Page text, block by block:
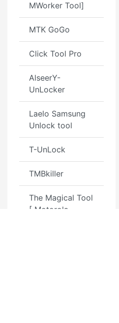
MWorker Tool]
MTK GoGo
Click Tool Pro
AlseerY-
UnLocker
Laelo Samsung
Unlock tool
T-UnLock
TMBkiller
The Magical Tool
[ Motorola